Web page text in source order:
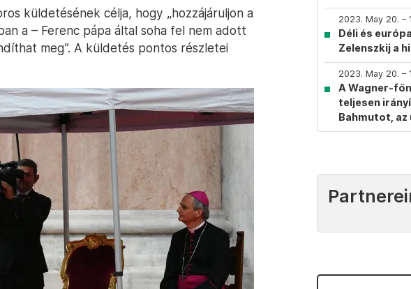
küldetésének célja, hogy „hozzájáruljon a
a – Ferenc pápa által soha fel nem adott
meg”. A küldetés pontos részletei
2023. May 20. –
Déli és
Zelenszkij a
2023. May 20. –
A Wagner-
teljesen
Bahmutot,